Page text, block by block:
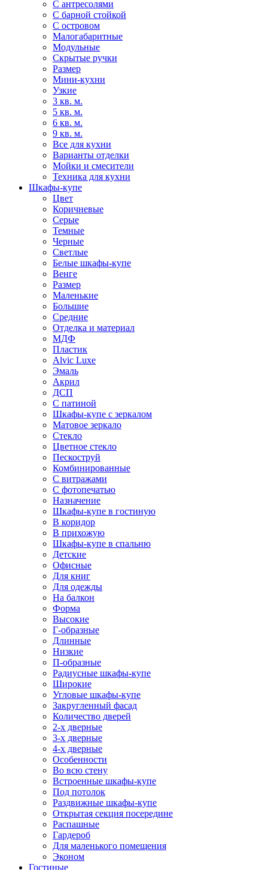
С антресолями
С барной стойкой
С островом
Малогабаритные
Модульные
Скрытые ручки
Размер
Мини-кухни
Узкие
3 кв. м.
5 кв. м.
6 кв. м.
9 кв. м.
Все для кухни
Варианты отделки
Мойки и смесители
Техника для кухни
Шкафы-купе
Цвет
Коричневые
Серые
Темные
Черные
Светлые
Белые шкафы-купе
Венге
Размер
Маленькие
Большие
Средние
Отделка и материал
МДФ
Пластик
Alvic Luxe
Эмаль
Акрил
ДСП
С патиной
Шкафы-купе с зеркалом
Матовое зеркало
Стекло
Цветное стекло
Пескоструй
Комбинированные
С витражами
С фотопечатью
Назначение
Шкафы-купе в гостиную
В коридор
В прихожую
Шкафы-купе в спальню
Детские
Офисные
Для книг
Для одежды
На балкон
Форма
Высокие
Г-образные
Длинные
Низкие
П-образные
Радиусные шкафы-купе
Широкие
Угловые шкафы-купе
Закругленный фасад
Количество дверей
2-х дверные
3-х дверные
4-х дверные
Особенности
Во всю стену
Встроенные шкафы-купе
Под потолок
Раздвижные шкафы-купе
Открытая секция посередине
Распашные
Гардероб
Для маленького помещения
Эконом
Гостиные